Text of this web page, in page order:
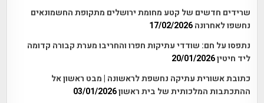
שרידים חדשים של קטע מחומת ירושלים מתקופת החשמונאים
נחשפו לאחרונה 17/02/2026
נתפסו על חם: שודדי עתיקות חפרו והחריבו מערת קבורה קדומה
ליד חיטין20/01/2026
כתובת אשורית עתיקה נחשפת לראשונה | מבט ראשון אל
ההתכתבות המלכותית של בית ראשון03/01/2026